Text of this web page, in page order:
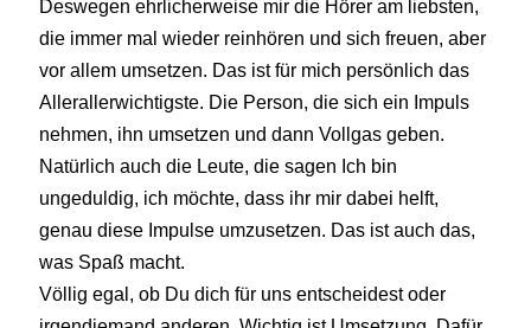
Deswegen ehrlicherweise mir die Hörer am liebsten,
die immer mal wieder reinhören und sich freuen, aber
vor allem umsetzen. Das ist für mich persönlich das
Allerallerwichtigste. Die Person, die sich ein Impuls
nehmen, ihn umsetzen und dann Vollgas geben.
Natürlich auch die Leute, die sagen Ich bin
ungeduldig, ich möchte, dass ihr mir dabei helft,
genau diese Impulse umzusetzen. Das ist auch das,
was Spaß macht.
Völlig egal, ob Du dich für uns entscheidest oder